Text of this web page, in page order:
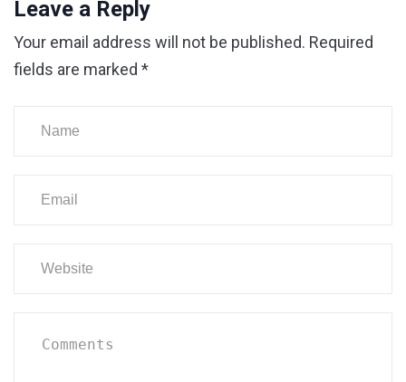
Leave a Reply
Your email address will not be published. Required
fields are marked *